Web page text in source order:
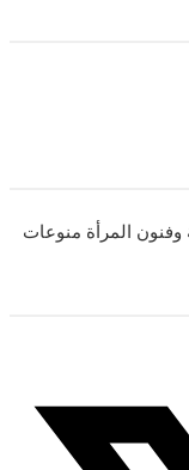
وفنون المرأة منوعات